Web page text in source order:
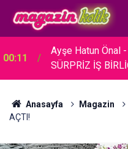
23:30 Hare Sürel...
Anasayfa Magazin
AÇTI!